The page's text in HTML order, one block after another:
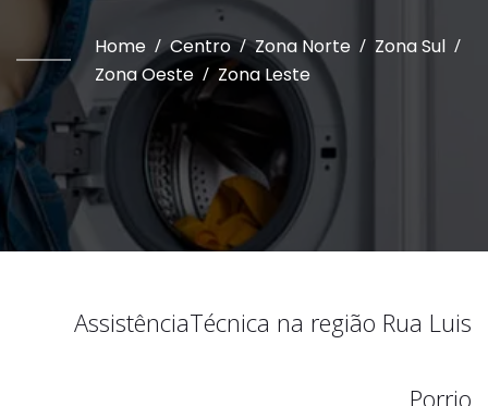
Home / Centro / Zona Norte / Zona Sul /
Zona Oeste / Zona Leste
AssistênciaTécnica na região Rua Luis
Porrio